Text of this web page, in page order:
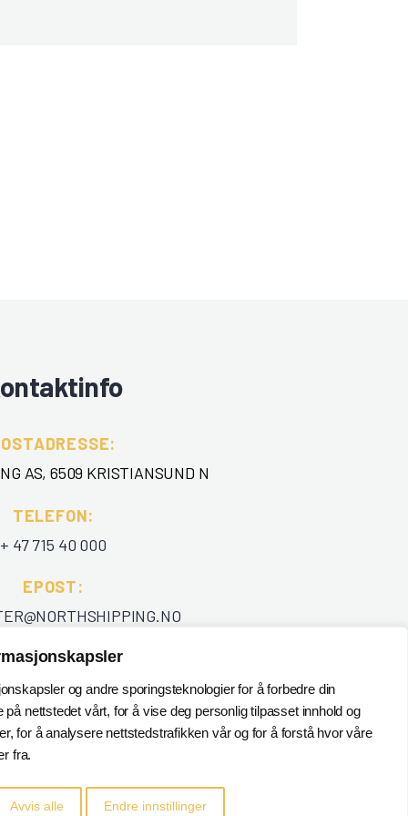
og andre sporingsteknologier for å forbedre din
på nettstedet vårt, for å vise deg personlig tilpasset innhold og
for å analysere nettstedstrafikken vår og for å forstå hvor våre
fra.
Avvis alle Endre innstillinger
AS, 6509 KRISTIANSUND N
TELEFON:
+ 47 715 40 000
EPOST: